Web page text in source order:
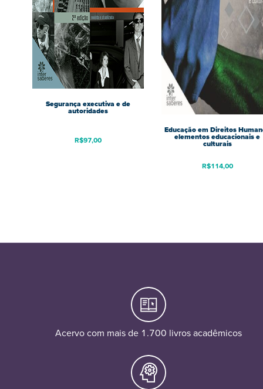
Segurança executiva e de
autoridades
R$97,00
Educação em Direitos
elementos educacionais e
culturais
R$114,00
Acervo com mais de 1.700 livros acadêmicos